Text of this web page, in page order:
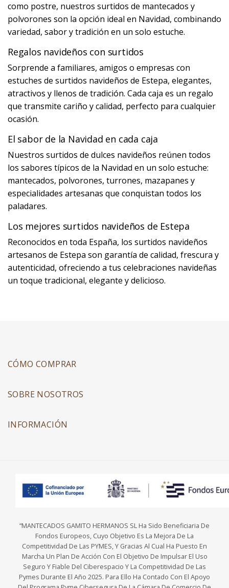
como postre, nuestros surtidos de mantecados y
polvorones son la opción ideal en Navidad, combinando
variedad, sabor y tradición en un solo estuche.
Regalos navideños con surtidos
Sorprende a familiares, amigos o empresas con
estuches de surtidos navideños de Estepa, elegantes,
atractivos y llenos de tradición. Cada caja es un regalo
que transmite cariño y calidad, perfecto para cualquier
ocasión.
El sabor de la Navidad en cada caja
Nuestros surtidos de dulces navideños reúnen todos
los sabores típicos de la Navidad en un solo estuche:
mantecados, polvorones, turrones, mazapanes y
especialidades artesanas que conquistan todos los
paladares.
Los mejores surtidos navideños de Estepa
Reconocidos en toda España, los surtidos navideños
artesanos de Estepa son garantía de calidad, frescura y
autenticidad, ofreciendo a tus celebraciones navideñas
un toque tradicional, elegante y delicioso.
CÓMO COMPRAR
SOBRE NOSOTROS
INFORMACIÓN
“MANTECADOS GAMITO HERMANOS SL Ha Sido Beneficiaria De
Fondos Europeos, Cuyo Objetivo Es La Mejora De La
Competitividad De Las PYMES, Y Gracias Al Cual Ha Puesto En
Marcha Un Plan De Acción Con El Objetivo De Impulsar El Uso
Seguro Y Fiable Del Ciberespacio Y La Competitividad De Las
Pymes Durante El Año 2025. Para Ello Ha Contado Con El Apoyo